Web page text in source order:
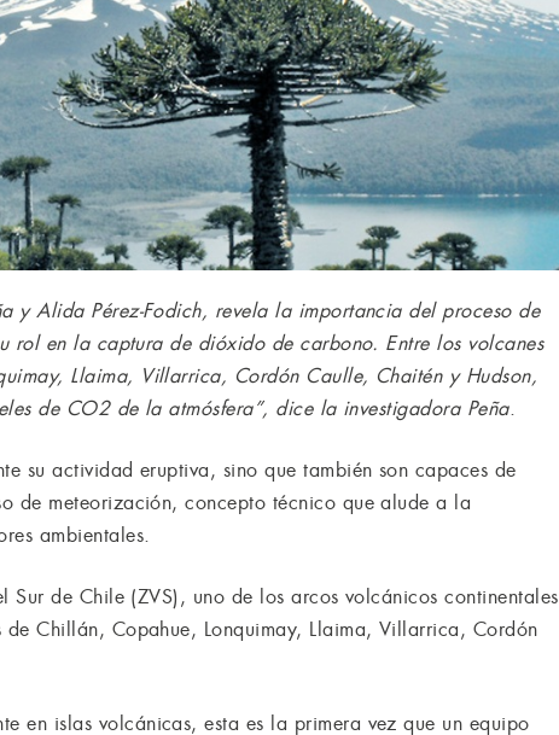
y Alida Pérez-Fodich, revela la importancia del proceso de
en la captura de dióxido de carbono. Entre los volcanes
Llaima, Villarrica, Cordón Caulle, Chaitén y Hudson,
de CO2 de la atmósfera”, dice la investigadora Peña.
su actividad eruptiva, sino que también son capaces de
de meteorización, concepto técnico que alude a la
ambientales.
de Chile (ZVS), uno de los arcos volcánicos continentales
Chillán, Copahue, Lonquimay, Llaima, Villarrica, Cordón
en islas volcánicas, esta es la primera vez que un equipo